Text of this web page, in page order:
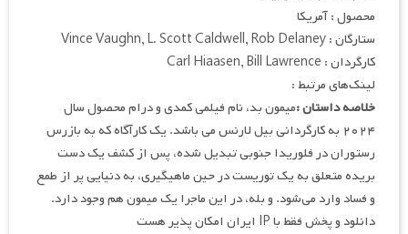
محصول : آمریکا
ستارگان : Vince Vaughn, L. Scott Caldwell, Rob Delaney
کارگردان : Carl Hiaasen, Bill Lawrence
لینک‌های مرتبط :
خلاصه داستان :میمون بد، نام فیلمی کمدی و درام محصول سال
۲۰۲۴ به کارگردانی بیل لارنس می باشد. یک کارآگاه که به بازرس
رستوران در فلوریدا جنوبی تبدیل شده، پس از کشف یک دست
بریده متعلق به یک توریست در حین ماهیگیری، به دنیایی پر از طمع
و فساد وارد می‌شود. و بله، در این ماجرا یک میمون هم وجود دارد.
دانلود و پخش فقط با IP ایران امکان پذیر هست